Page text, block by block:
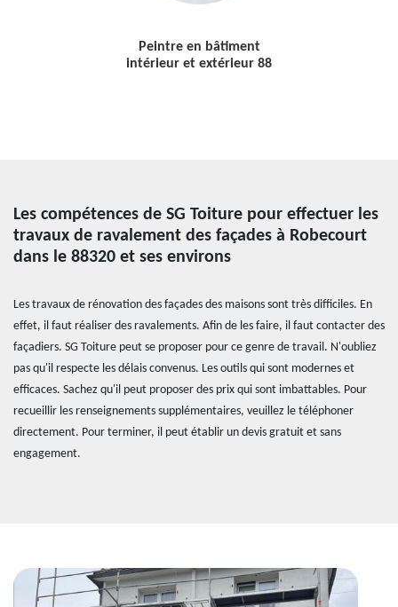
Peintre en bâtiment
intérieur et extérieur 88
Les compétences de SG Toiture pour effectuer les
travaux de ravalement des façades à Robecourt
dans le 88320 et ses environs
Les travaux de rénovation des façades des maisons sont très difficiles. En
effet, il faut réaliser des ravalements. Afin de les faire, il faut contacter des
façadiers. SG Toiture peut se proposer pour ce genre de travail. N'oubliez
pas qu'il respecte les délais convenus. Les outils qui sont modernes et
efficaces. Sachez qu'il peut proposer des prix qui sont imbattables. Pour
recueillir les renseignements supplémentaires, veuillez le téléphoner
directement. Pour terminer, il peut établir un devis gratuit et sans
engagement.